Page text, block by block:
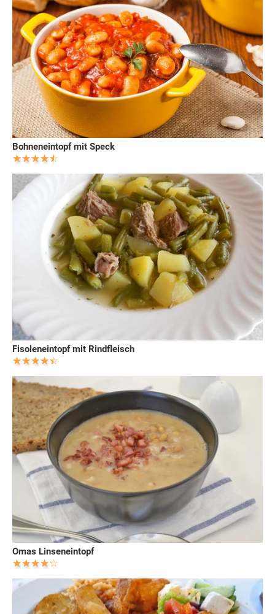
Bohneneintopf mit Speck
Fisoleneintopf mit Rindfleisch
Omas Linseneintopf